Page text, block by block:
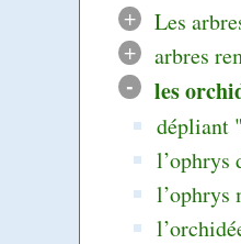
+
Les
+
arbres
- les
dépliant
l’ophrys
l’ophrys